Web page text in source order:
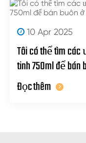
10 Apr 2025
Tôi có thể tìm
tinh 750ml để bán
Đọc thêm